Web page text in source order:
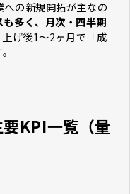
の新規開拓が主なの
多く、月次・四半期
げ後1〜2ヶ月で「成
KPI一覧（量